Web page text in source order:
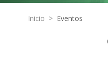
Inicio > Eventos